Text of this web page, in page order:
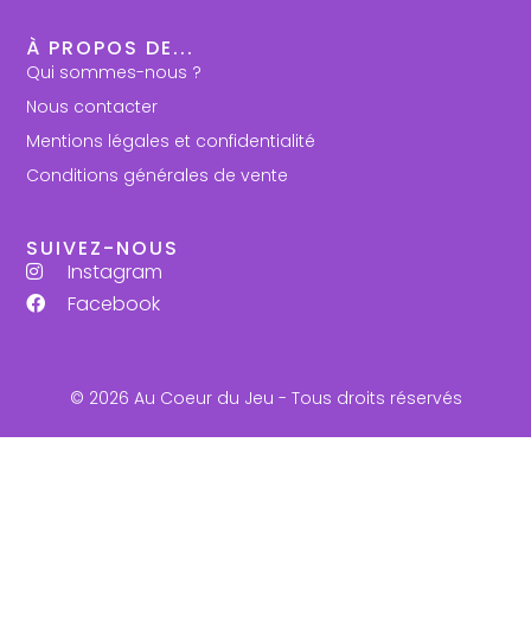
À PROPOS DE...
Qui sommes-nous ?
Nous contacter
Mentions légales et confidentialité
Conditions générales de vente
SUIVEZ-NOUS
Instagram
Facebook
© 2026 Au Coeur du Jeu - Tous droits réservés